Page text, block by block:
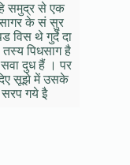
समुद्र से एक
सागर के सं सुर
विस थे गुर्दे दा
पिधसाग है
सवा दुध हैं । पर
दिए सूझे में उसके
सरप गये इै